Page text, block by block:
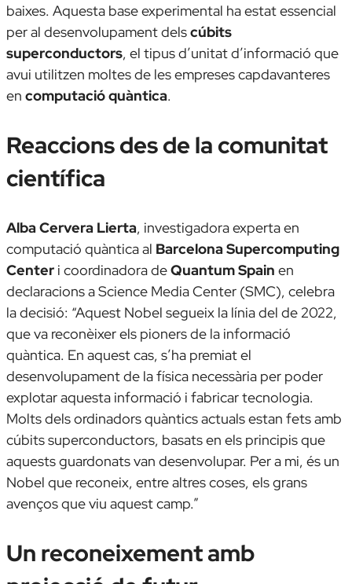
baixes. Aquesta base experimental ha estat essencial
per al desenvolupament delscúbits
superconductors, el tipus d’unitat d’informació que
avui utilitzen moltes de les empreses capdavanteres
en computació quàntica.
Reaccions des de la comunitat
científica
Alba Cervera Lierta, investigadora experta en
computació quàntica al Barcelona Supercomputing
Center i coordinadora deQuantum Spain en
declaracions a Science Media Center (SMC), celebra
la decisió: “Aquest Nobel segueix la línia del de 2022,
que va reconèixer els pioners de la informació
quàntica. En aquest cas, s’ha premiat el
desenvolupament de la física necessària per poder
explotar aquesta informació i fabricar tecnologia.
Molts dels ordinadors quàntics actuals estan fets amb
cúbits superconductors, basats en els principis que
aquests guardonats van desenvolupar. Per a mi, és un
Nobel que reconeix, entre altres coses, els grans
avenços que viu aquest camp.”
Un reconeixement amb